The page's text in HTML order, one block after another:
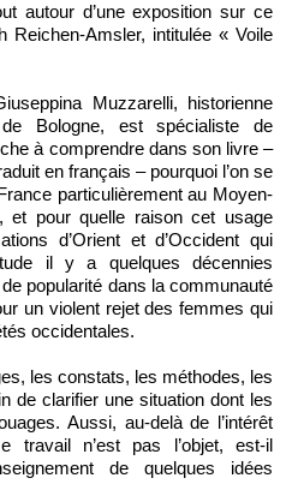
autour d’une exposition sur ce
Reichen-Amsler, intitulée « Voile
Muzzarelli, historienne
de Bologne, est spécialiste de
à comprendre dans son livre –
en français – pourquoi l’on se
particulièrement au Moyen-
pour quelle raison cet usage
d’Orient et d’Occident qui
il y a quelques décennies
popularité dans la communauté
un violent rejet des femmes qui
occidentales.
les constats, les méthodes, les
de clarifier une situation dont les
Aussi, au-delà de l’intérêt
travail n’est pas l’objet, est-il
de quelques idées